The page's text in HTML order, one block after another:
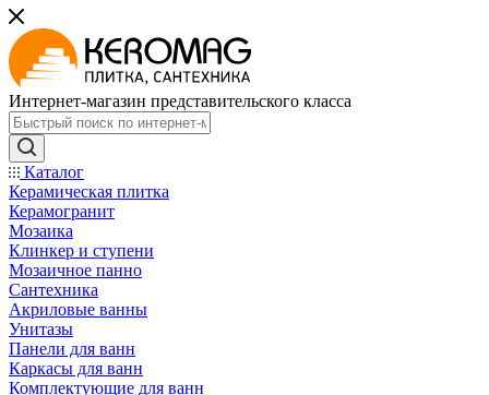
Интернет-магазин представительского класса
Каталог
Керамическая плитка
Керамогранит
Мозаика
Клинкер и ступени
Мозаичное панно
Сантехника
Акриловые ванны
Унитазы
Панели для ванн
Каркасы для ванн
Комплектующие для ванн